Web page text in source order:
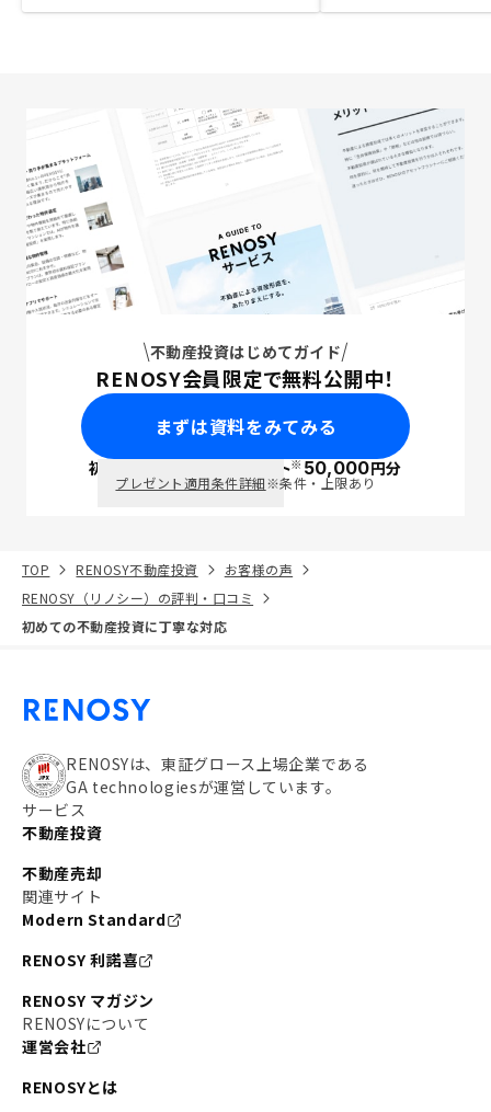
不動産投資はじめてガイド
RENOSY会員限定で無料公開中！
まずは資料をみてみる
初回面談で ポイント※50,000円分
プレゼント適用条件詳細※条件・上限あり
TOP RENOSY不動産投資
お客様の声
RENOSY（リノシー）の評判・口コミ
初めての不動産投資に丁寧な対応
RENOSYは、東証グロース上場企業である
GA technologiesが運営しています。
サービス
不動産投資
不動産売却
関連サイト
Modern Standard
RENOSY 利諾喜
RENOSY マガジン
RENOSYについて
運営会社
RENOSYとは